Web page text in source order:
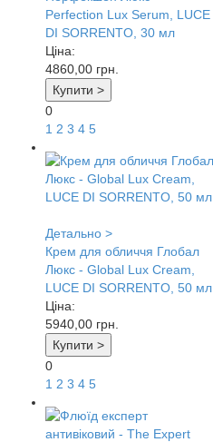
Perfection Lux Serum, LUCE
DI SORRENTO, 30 мл
Ціна:
4860,00 грн.
Купити >
0
1 2 3 4 5
Детально >
Крем для обличчя Глобал
Люкс - Global Lux Cream,
LUCE DI SORRENTO, 50 мл
Ціна:
5940,00 грн.
Купити >
0
1 2 3 4 5